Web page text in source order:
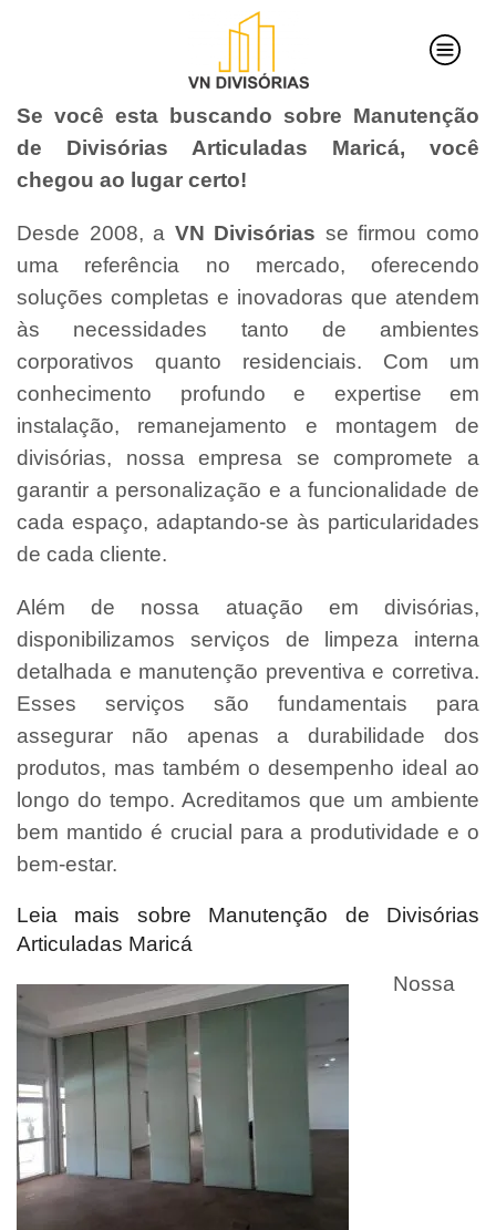
Se você esta buscando sobre Manutenção
de Divisórias Articuladas Maricá, você
chegou ao lugar certo!
Desde 2008, a VN Divisórias se firmou como
uma referência no mercado, oferecendo
soluções completas e inovadoras que atendem
às necessidades tanto de ambientes
corporativos quanto residenciais. Com um
conhecimento profundo e expertise em
instalação, remanejamento e montagem de
divisórias, nossa empresa se compromete a
garantir a personalização e a funcionalidade de
cada espaço, adaptando-se às particularidades
de cada cliente.
Além de nossa atuação em divisórias,
disponibilizamos serviços de limpeza interna
detalhada e manutenção preventiva e corretiva.
Esses serviços são fundamentais para
assegurar não apenas a durabilidade dos
produtos, mas também o desempenho ideal ao
longo do tempo. Acreditamos que um ambiente
bem mantido é crucial para a produtividade e o
bem-estar.
Leia mais sobre Manutenção de Divisórias
Articuladas Maricá
Nossa